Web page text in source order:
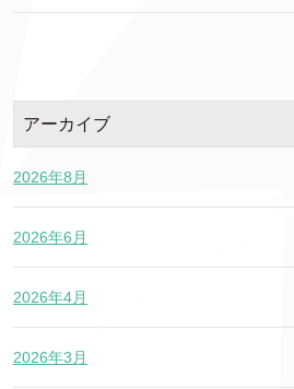
アーカイブ
2026年8月
2026年6月
2026年4月
2026年3月